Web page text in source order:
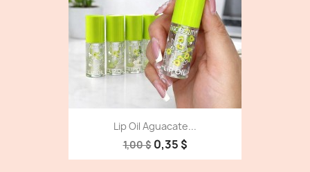
Lip Oil Aguacate...
1,00 $ 0,35 $